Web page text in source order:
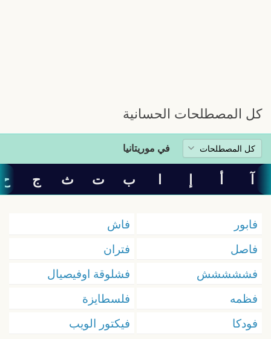
كل المصطلحات الحسانية
في موريتانيا
آ أ إ ا ب ت ث ج ح
فابور
فاش
فاصل
فتران
فششششش
فشلوقة اوفيصيال
فظمه
فلسطايزة
فودكا
فيكتور الويب